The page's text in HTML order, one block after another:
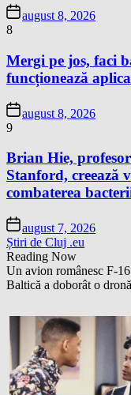
august 8, 2026
8
Mergi pe jos, faci
funcționează
august 8, 2026
9
Brian Hie,
Stanford, creează
combaterea
august 7, 2026
Știri de Cluj .eu
Reading Now
Un avion românesc F-
Baltică a doborât o